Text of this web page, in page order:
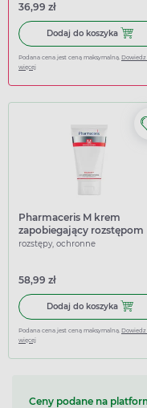
36,99 zł
Dodaj do koszyka
Podana cena jest ceną maksymalną. Dowiedz
więcej
Pharmaceris M krem
zapobiegający rozstępom
wzmacniający strukturę
rozstępy, ochronne
58,99 zł
Dodaj do koszyka
Podana cena jest ceną maksymalną. Dowiedz
więcej
Ceny podane na